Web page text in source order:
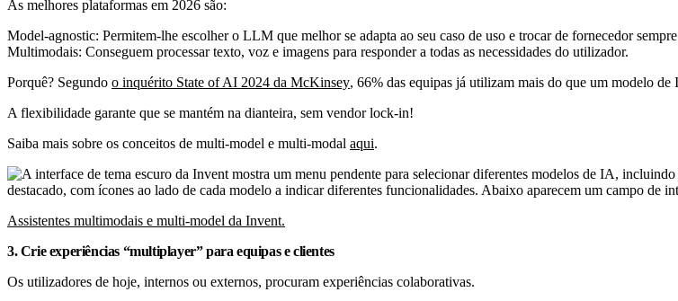
As melhores plataformas em 2026 são:
Model-agnostic: Permitem-lhe escolher o LLM que melhor se adapta ao seu caso de uso e trocar de fornecedor
Multimodais: Conseguem processar texto, voz e imagens para responder a todas as necessidades do utilizador.
Porquê? Segundo o inquérito State of AI 2024 da McKinsey, 66% das equipas já utilizam mais do que um modelo de
A flexibilidade garante que se mantém na dianteira, sem vendor lock-in!
Saiba mais sobre os conceitos de multi-model e multi-modal aqui.
Assistentes multimodais e multi-model da Invent.
3. Crie experiências “multiplayer” para equipas e clientes
Os utilizadores de hoje, internos ou externos, procuram experiências colaborativas.